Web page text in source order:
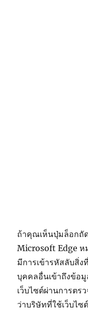
ถ้าคุณเห็นปุ่มล็อกถั
Microsoft Edge ห
มีการเข้ารหัสลับสิ่
บุคคลอื่นเข้าถึงข้อมู
เว็บไซต์ผ่านการตร
ว่าบริษัทที่ใช้เว็บไ